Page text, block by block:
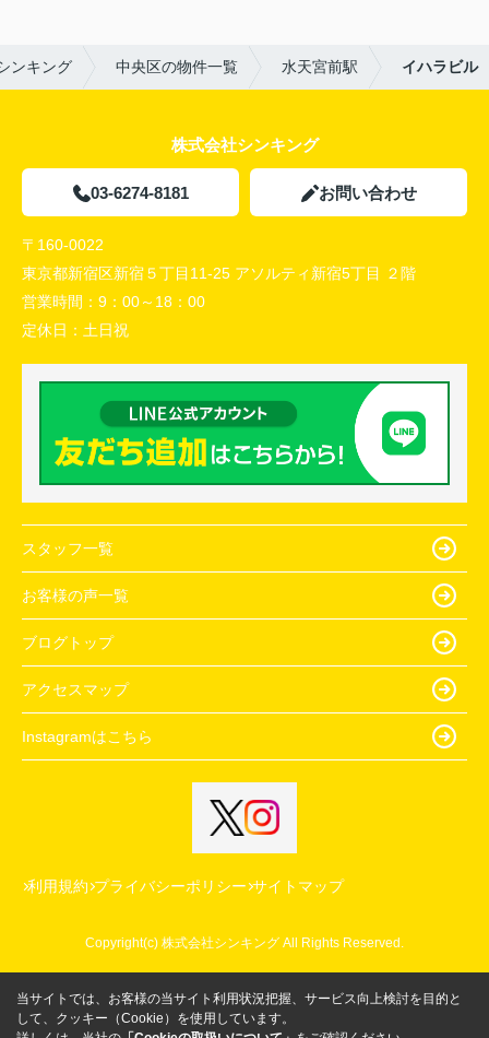
ンキング 中央区の物件一覧 水天宮前駅 イハラビル
株式会社シンキング
03-6274-8181 お問い合わせ
〒160-0022
東京都新宿区新宿５丁目11-25 アソルティ新宿5丁目 ２階
営業時間： 9：00～18：00
定休日： 土日祝
スタッフ一覧
お客様の声一覧
ブログトップ
アクセスマップ
Instagramはこちら
利用規約 プライバシーポリシー サイトマップ
Copyright(c) 株式会社シンキング All Rights Reserved.
当サイトでは、お客様の当サイト利用状況把握、サービス向上検討を目的と
して、クッキー（Cookie）を使用しています。